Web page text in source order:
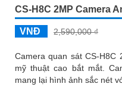
CS-H8C 2MP Camera
VNĐ 2,590,000 ₫
Camera quan sát CS-
mỹ thuật cao bắt mắt. Camera có khả năng xoay 360 độ,
mang lại hình ảnh sắc nét